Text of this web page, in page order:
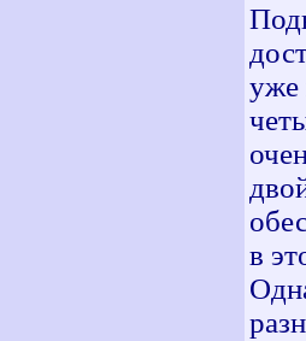
уже
в